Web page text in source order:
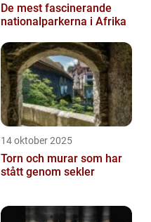
De mest fascinerande
nationalparkerna i Afrika
14 oktober 2025
Torn och murar som har
stått genom sekler